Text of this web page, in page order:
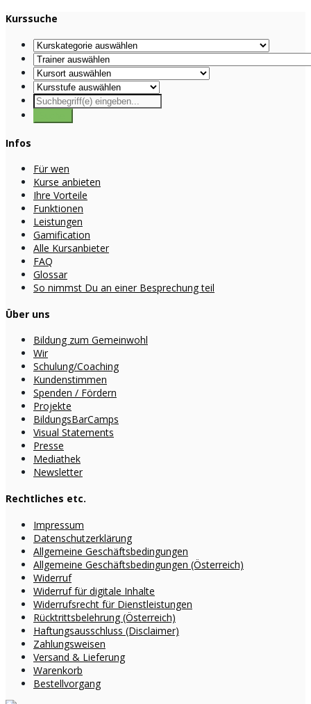
Kurssuche
Infos
Für wen
Kurse anbieten
Ihre Vorteile
Funktionen
Leistungen
Gamification
Alle Kursanbieter
FAQ
Glossar
So nimmst Du an einer Besprechung teil
Über uns
Bildung zum Gemeinwohl
Wir
Schulung/Coaching
Kundenstimmen
Spenden / Fördern
Projekte
BildungsBarCamps
Visual Statements
Presse
Mediathek
Newsletter
Rechtliches etc.
Impressum
Datenschutzerklärung
Allgemeine Geschäftsbedingungen
Allgemeine Geschäftsbedingungen (Österreich)
Widerruf
Widerruf für digitale Inhalte
Widerrufsrecht für Dienstleistungen
Rücktrittsbelehrung (Österreich)
Haftungsausschluss (Disclaimer)
Zahlungsweisen
Versand & Lieferung
Warenkorb
Bestellvorgang